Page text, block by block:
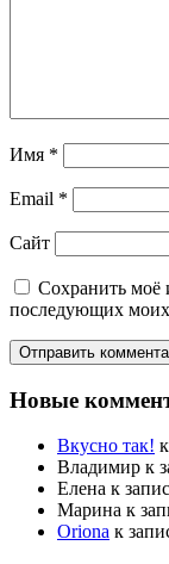
Имя *
Email *
Сайт
Сохранить моё
последующих
Новые
Вкусно так!
Владимир к
Елена к
Марина к
Oriona к